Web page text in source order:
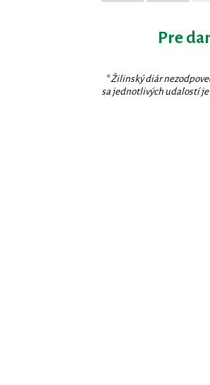
Pre
* Žilinský diár
sa jednotlivých udalostí je